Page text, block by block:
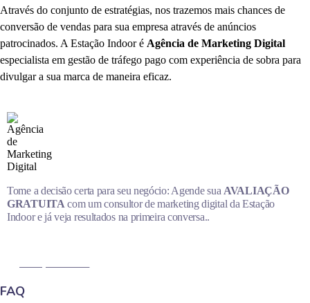
Através do conjunto de estratégias, nos trazemos mais chances de
conversão de vendas para sua empresa através de anúncios
patrocinados. A Estação Indoor é Agência de Marketing Digital
especialista em gestão de tráfego pago com experiência de sobra para
divulgar a sua marca de maneira eficaz.
Tome a decisão certa para seu negócio: Agende sua AVALIAÇÃO
GRATUITA com um consultor de marketing digital da Estação
Indoor e já veja resultados na primeira conversa..
FAQ